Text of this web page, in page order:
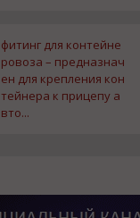
фитинг для контейне
ровоза – предназнач
ен для крепления кон
тейнера к прицепу а
вто...